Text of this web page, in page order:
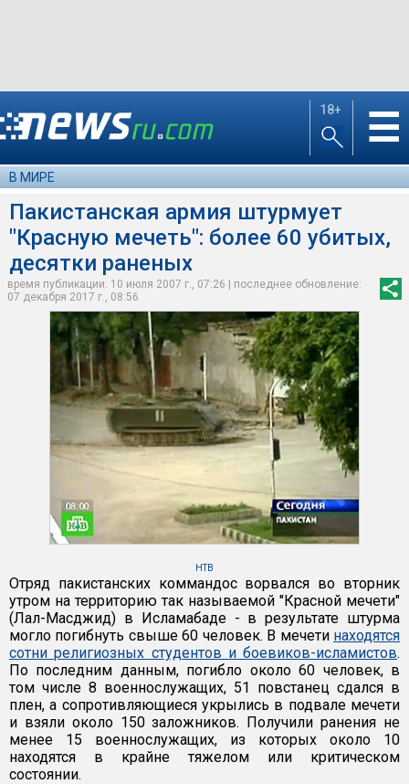
18+ ☰
В МИРЕ
Пакистанская армия штурмует
"Красную мечеть": более 60 убитых,
десятки раненых
время публикации: 10 июля 2007 г., 07:26 | последнее обновление:
07 декабря 2017 г., 08:56
НТВ
Отряд пакистанских коммандос ворвался во вторник
утром на территорию так называемой "Красной мечети"
(Лал-Масджид) в Исламабаде - в результате штурма
могло погибнуть свыше 60 человек. В мечети находятся
сотни религиозных студентов и боевиков-исламистов.
По последним данным, погибло около 60 человек, в
том числе 8 военнослужащих, 51 повстанец сдался в
плен, а сопротивляющиеся укрылись в подвале мечети
и взяли около 150 заложников. Получили ранения не
менее 15 военнослужащих, из которых около 10
находятся в крайне тяжелом или критическом
состоянии.